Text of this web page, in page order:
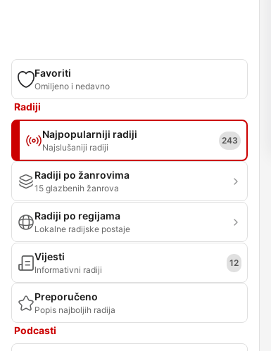
Favoriti
Omiljeno i nedavno
Radiji
Najpopularniji radiji
Najslušaniji radiji
243
Radiji po žanrovima
15 glazbenih žanrova
Radiji po regijama
Lokalne radijske postaje
Vijesti
Informativni radiji
12
Preporučeno
Popis najboljih radija
Podcasti